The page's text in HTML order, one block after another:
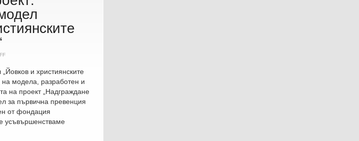
ON
ПРОЕКТ:
В
МОДЕЛ
„ЙОВКОВ
ХРИСТИЯНСКИТЕ
ДОБРОДЕТЕЛИ“
и християнските
на модела, разработен и
на проект „Надграждане
за първична превенция
от фондация
усъвършенстваме